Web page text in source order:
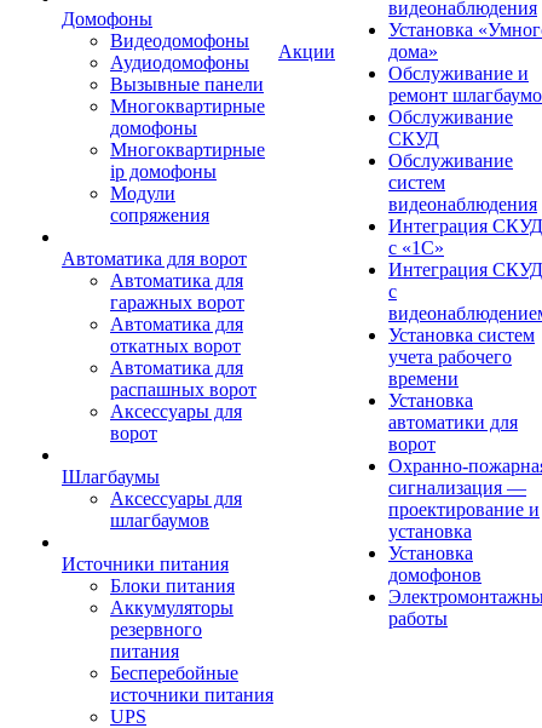
Домофоны
Видеодомофоны
Аудиодомофоны
Вызывные панели
Многоквартирные
домофоны
Многоквартирные
ip домофоны
Модули
сопряжения
Автоматика для ворот
Автоматика для
гаражных ворот
Автоматика для
откатных ворот
Автоматика для
распашных ворот
Аксессуары для
ворот
Шлагбаумы
Аксессуары для
шлагбаумов
Источники питания
Блоки питания
Аккумуляторы
резервного
питания
Бесперебойные
источники питания
UPS
Акции
видеонаблюдения
Установка
дома»
Обслуживание и
ремонт
Обслуживание
СКУД
Обслуживание
систем
видеонаблюдения
Интеграция СКУД
с «1С»
Интеграция СКУД
с
Установка систем
учета рабочего
времени
Установка
автоматики для
ворот
Охранно-
сигнализация —
проектирование и
установка
Установка
домофонов
работы